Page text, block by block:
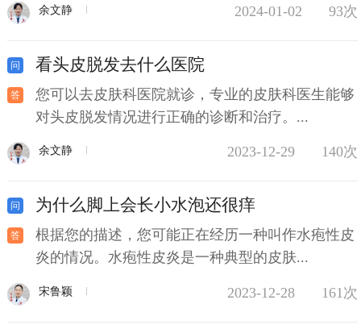
余文静 2024-01-02 93次
看头皮脱发去什么医院
您可以去皮肤科医院就诊，专业的皮肤科医生能够
对头皮脱发情况进行正确的诊断和治疗。...
余文静 2023-12-29 140次
为什么脚上会长小水泡还很痒
根据您的描述，您可能正在经历一种叫作水疱性皮
炎的情况。水疱性皮炎是一种典型的皮肤...
宋鲁颖 2023-12-28 161次